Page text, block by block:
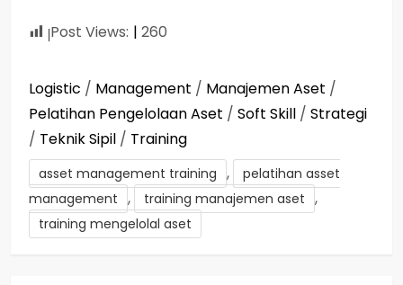
Post Views: 260
Logistic / Management / Manajemen Aset /
Pelatihan Pengelolaan Aset / Soft Skill / Strategi
/ Teknik Sipil / Training
asset management training ,
pelatihan asset
management , training manajemen aset ,
training mengelolal aset